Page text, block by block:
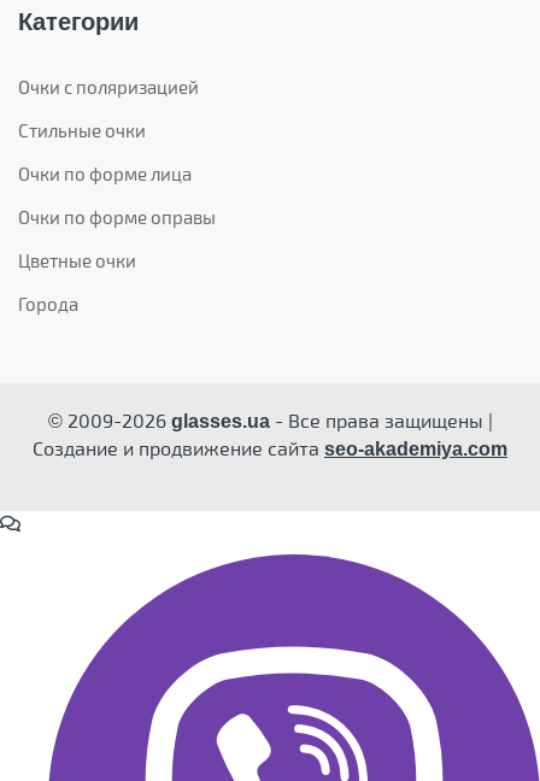
Категории
Очки с поляризацией
Стильные очки
Очки по форме лица
Очки по форме оправы
Цветные очки
Города
© 2009-2026glasses.ua- Все права защищены |
Создание и продвижение сайта seo-akademiya.com